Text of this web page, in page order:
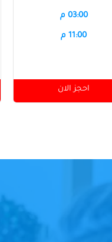
03:00 م
11:00 م
احجز الان